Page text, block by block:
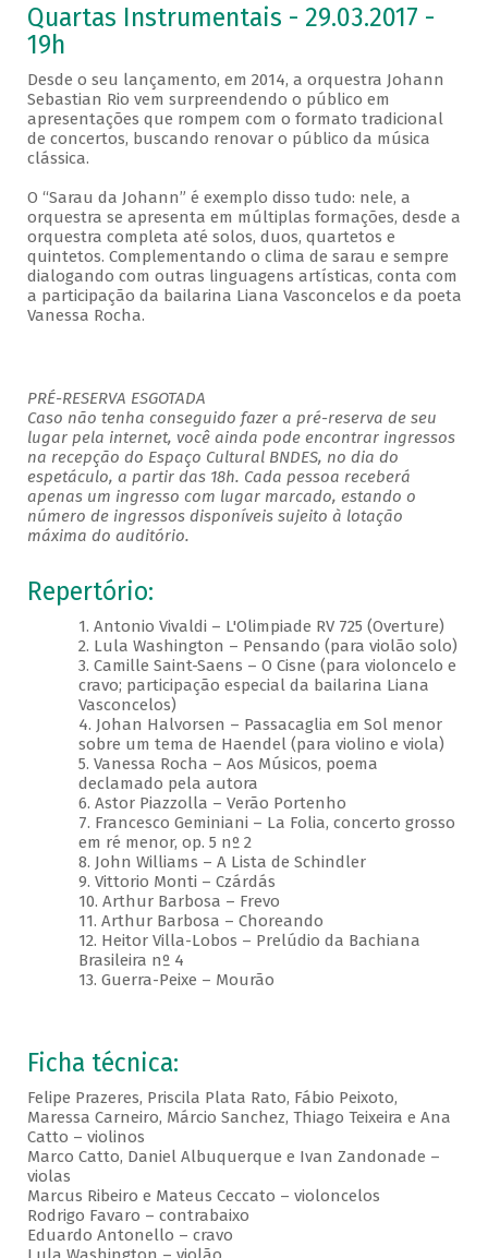
Quartas Instrumentais - 29.03.2017 -
19h
Desde o seu lançamento, em 2014, a orquestra Johann
Sebastian Rio vem surpreendendo o público em
apresentações que rompem com o formato tradicional
de concertos, buscando renovar o público da música
clássica.
O “Sarau da Johann” é exemplo disso tudo: nele, a
orquestra se apresenta em múltiplas formações, desde a
orquestra completa até solos, duos, quartetos e
quintetos. Complementando o clima de sarau e sempre
dialogando com outras linguagens artísticas, conta com
a participação da bailarina Liana Vasconcelos e da poeta
Vanessa Rocha.
PRÉ-RESERVA ESGOTADA
Caso não tenha conseguido fazer a pré-reserva de seu
lugar pela internet, você ainda pode encontrar ingressos
na recepção do Espaço Cultural BNDES, no dia do
espetáculo, a partir das 18h. Cada pessoa receberá
apenas um ingresso com lugar marcado, estando o
número de ingressos disponíveis sujeito à lotação
máxima do auditório.
Repertório:
1. Antonio Vivaldi – L'Olimpiade RV 725 (Overture)
2. Lula Washington – Pensando (para violão solo)
3. Camille Saint-Saens – O Cisne (para violoncelo e
cravo; participação especial da bailarina Liana
Vasconcelos)
4. Johan Halvorsen – Passacaglia em Sol menor
sobre um tema de Haendel (para violino e viola)
5. Vanessa Rocha – Aos Músicos, poema
declamado pela autora
6. Astor Piazzolla – Verão Portenho
7. Francesco Geminiani – La Folia, concerto grosso
em ré menor, op. 5 nº 2
8. John Williams – A Lista de Schindler
9. Vittorio Monti – Czárdás
10. Arthur Barbosa – Frevo
11. Arthur Barbosa – Choreando
12. Heitor Villa-Lobos – Prelúdio da Bachiana
Brasileira nº 4
13. Guerra-Peixe – Mourão
Ficha técnica:
Felipe Prazeres, Priscila Plata Rato, Fábio Peixoto,
Maressa Carneiro, Márcio Sanchez, Thiago Teixeira e Ana
Catto – violinos
Marco Catto, Daniel Albuquerque e Ivan Zandonade –
violas
Marcus Ribeiro e Mateus Ceccato – violoncelos
Rodrigo Favaro – contrabaixo
Eduardo Antonello – cravo